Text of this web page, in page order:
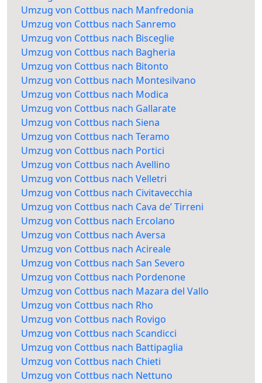
Umzug von Cottbus nach Manfredonia
Umzug von Cottbus nach Sanremo
Umzug von Cottbus nach Bisceglie
Umzug von Cottbus nach Bagheria
Umzug von Cottbus nach Bitonto
Umzug von Cottbus nach Montesilvano
Umzug von Cottbus nach Modica
Umzug von Cottbus nach Gallarate
Umzug von Cottbus nach Siena
Umzug von Cottbus nach Teramo
Umzug von Cottbus nach Portici
Umzug von Cottbus nach Avellino
Umzug von Cottbus nach Velletri
Umzug von Cottbus nach Civitavecchia
Umzug von Cottbus nach Cava de’ Tirreni
Umzug von Cottbus nach Ercolano
Umzug von Cottbus nach Aversa
Umzug von Cottbus nach Acireale
Umzug von Cottbus nach San Severo
Umzug von Cottbus nach Pordenone
Umzug von Cottbus nach Mazara del Vallo
Umzug von Cottbus nach Rho
Umzug von Cottbus nach Rovigo
Umzug von Cottbus nach Scandicci
Umzug von Cottbus nach Battipaglia
Umzug von Cottbus nach Chieti
Umzug von Cottbus nach Nettuno